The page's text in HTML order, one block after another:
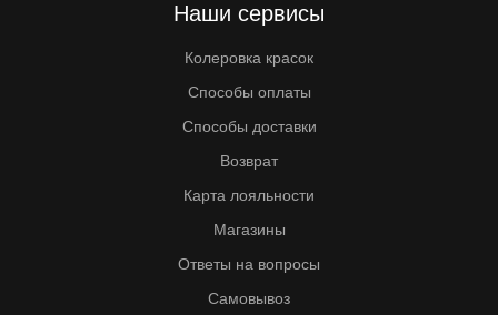
Наши сервисы
Колеровка красок
Способы оплаты
Способы доставки
Возврат
Карта лояльности
Магазины
Ответы на вопросы
Самовывоз